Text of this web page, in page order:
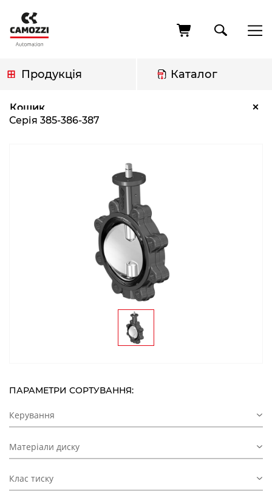
основного
вмісту
Продукція Каталог
Кошик ×
навіґації
Серія 385-386-387
ПАРАМЕТРИ СОРТУВАННЯ:
Керування
Матеріали диску
Клас тиску